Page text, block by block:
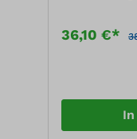
36,10 €*